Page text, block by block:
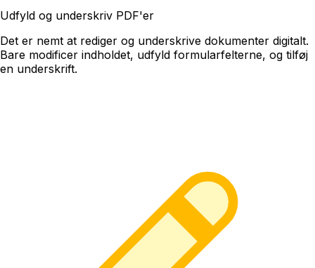
Udfyld og underskriv PDF'er
Det er nemt at rediger og underskrive dokumenter digitalt.
Bare modificer indholdet, udfyld formularfelterne, og tilføj
en underskrift.